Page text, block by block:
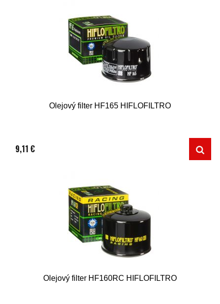
Olejový filter HF165 HIFLOFILTRO
9,11 €
Olejový filter HF160RC HIFLOFILTRO